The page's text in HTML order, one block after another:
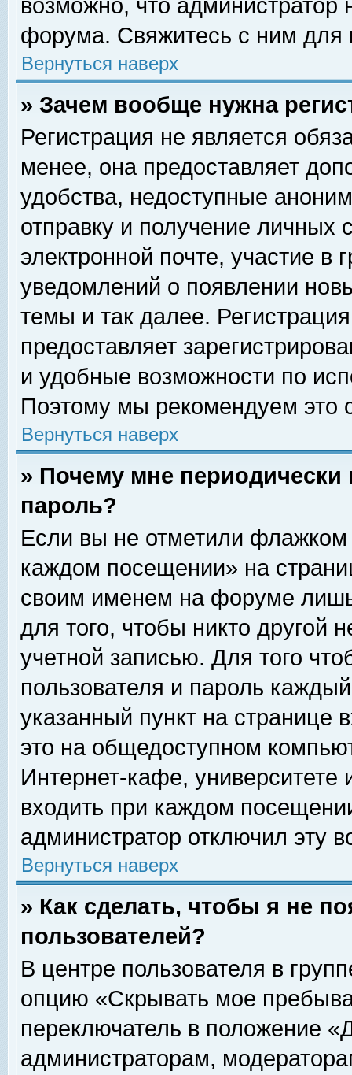
возможно, что
форума. Свяжитесь с ним для
Вернуться наверх
» Зачем вообще нужна
Регистрация не является
менее, она предоставляет
удобства, недоступные
отправку и получение личных
электронной почте, участие в
уведомлений о появлении
темы и так далее.
предоставляет
и удобные возможности по
Поэтому мы рекомендуем это
Вернуться наверх
» Почему мне
пароль?
Если вы не отметили флажком
каждом посещении» на
своим именем на форуме
для того, чтобы никто другой
учетной записью. Для того
пользователя и пароль
указанный пункт на
это на общедоступном
Интернет-кафе, университете
входить при каждом
администратор отключил эту
Вернуться наверх
» Как сделать, чтобы я не
пользователей?
В центре пользователя в
опцию «Скрывать мое
переключатель в положение
администраторам,